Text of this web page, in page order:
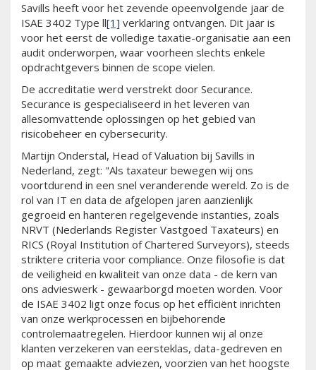
Savills heeft voor het zevende opeenvolgende jaar de
ISAE 3402 Type ll[1] verklaring ontvangen. Dit jaar is
voor het eerst de volledige taxatie-organisatie aan een
audit onderworpen, waar voorheen slechts enkele
opdrachtgevers binnen de scope vielen.
De accreditatie werd verstrekt door Securance.
Securance is gespecialiseerd in het leveren van
allesomvattende oplossingen op het gebied van
risicobeheer en cybersecurity.
Martijn Onderstal, Head of Valuation bij Savills in
Nederland, zegt: "Als taxateur bewegen wij ons
voortdurend in een snel veranderende wereld. Zo is de
rol van IT en data de afgelopen jaren aanzienlijk
gegroeid en hanteren regelgevende instanties, zoals
NRVT (Nederlands Register Vastgoed Taxateurs) en
RICS (Royal Institution of Chartered Surveyors), steeds
striktere criteria voor compliance. Onze filosofie is dat
de veiligheid en kwaliteit van onze data - de kern van
ons advieswerk - gewaarborgd moeten worden. Voor
de ISAE 3402 ligt onze focus op het efficiënt inrichten
van onze werkprocessen en bijbehorende
controlemaatregelen. Hierdoor kunnen wij al onze
klanten verzekeren van eersteklas, data-gedreven en
op maat gemaakte adviezen, voorzien van het hoogste